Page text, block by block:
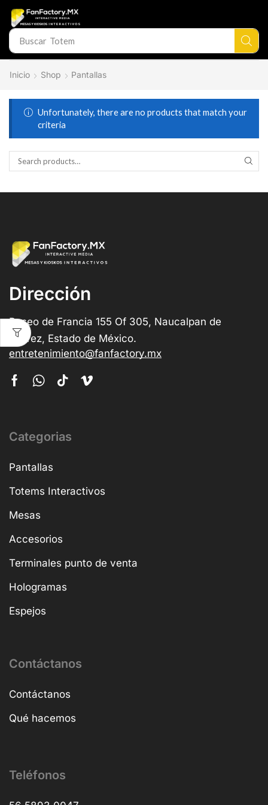
Buscar Totem
Inicio Shop Pantallas
Unfortunately, there are no products that match your
criteria
Dirección
Paseo de Francia 155 Of 305, Naucalpan de
Juárez, Estado de México.
entretenimiento@fanfactory.mx
Categorias
Pantallas
Totems Interactivos
Mesas
Accesorios
Terminales punto de venta
Hologramas
Espejos
Contáctanos
Contáctanos
Qué hacemos
Teléfonos